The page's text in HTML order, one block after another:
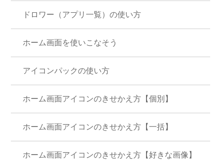
ドロワー（アプリ一覧）の使い方
ホーム画面を使いこなそう
アイコンパックの使い方
ホーム画面アイコンのきせかえ方【個別】
ホーム画面アイコンのきせかえ方【一括】
ホーム画面アイコンのきせかえ方【好きな画像】